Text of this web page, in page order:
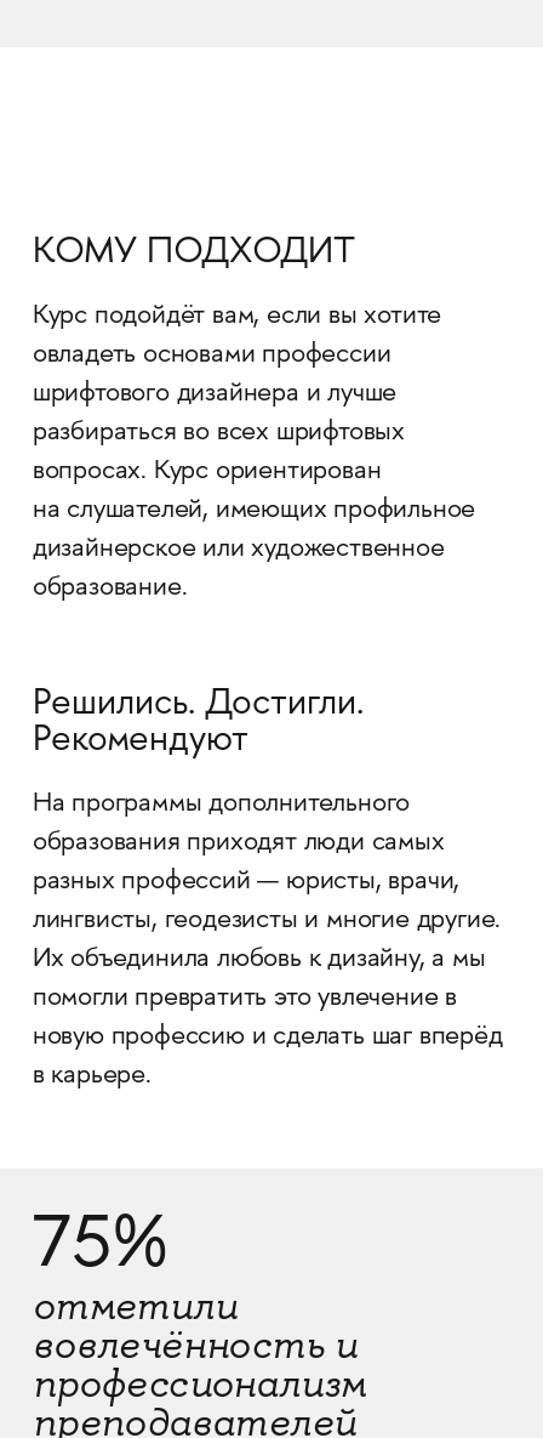
КОМУ ПОДХОДИТ
Курс подойдёт вам, если вы хотите
овладеть основами профессии
шрифтового дизайнера и лучше
разбираться во всех шрифтовых
вопросах. Курс ориентирован
на слушателей, имеющих профильное
дизайнерское или художественное
образование.
Решились. Достигли.
Рекомендуют
На программы дополнительного
образования приходят люди самых
разных профессий — юристы, врачи,
лингвисты, геодезисты и многие другие.
Их объединила любовь к дизайну, а мы
помогли превратить это увлечение в
новую профессию и сделать шаг вперёд
в карьере.
75%
отметили
вовлечённость и
профессионализм
преподавателей